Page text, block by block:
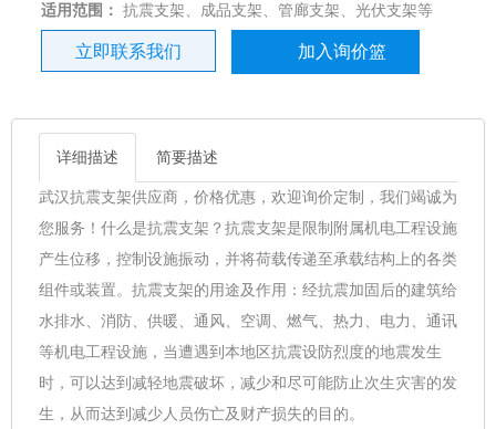
适用范围： 抗震支架、成品支架、管廊支架、光伏支架等
立即联系我们 加入询价篮
详细描述 简要描述
武汉抗震支架供应商，价格优惠，欢迎询价定制，我们竭诚为
您服务！什么是抗震支架？抗震支架是限制附属机电工程设施
产生位移，控制设施振动，并将荷载传递至承载结构上的各类
组件或装置。抗震支架的用途及作用：经抗震加固后的建筑给
水排水、消防、供暖、通风、空调、燃气、热力、电力、通讯
等机电工程设施，当遭遇到本地区抗震设防烈度的地震发生
时，可以达到减轻地震破坏，减少和尽可能防止次生灾害的发
生，从而达到减少人员伤亡及财产损失的目的。